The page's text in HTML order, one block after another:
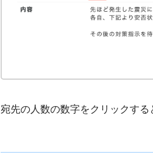
宛先の人数の数字をクリックする